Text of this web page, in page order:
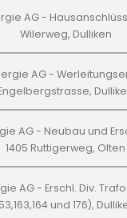
AG -
Wilerweg, Dulliken
AG -
AG - Neubau und
1405 Ruttigerweg, Olten
AG - Erschl. Div.
und 176),